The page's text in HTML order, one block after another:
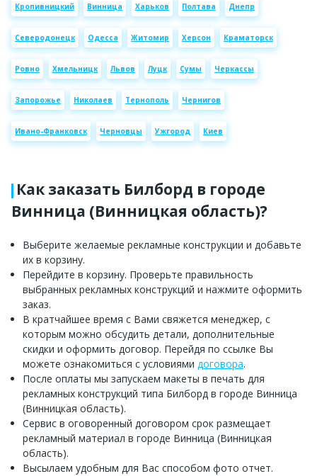
Кропивницкий Винница Харьков Полтава Днепр
Северодонецк Одесса Житомир Херсон Краматорск
Ровно Хмельницк Львов Луцк Сумы Черкассы
Запорожье Николаев Тернополь Чернигов
Ивано-Франковск Черновцы Ужгород Киев
Как заказать Билборд в городе
Винница (Винницкая область)?
Выберите желаемые рекламные конструкции и добавьте
их в корзину.
Перейдите в корзину. Проверьте правильность
выбранных рекламных конструкций и нажмите оформить
заказ.
В кратчайшее время с Вами свяжется менеджер, с
которым можно обсудить детали, дополнительные
скидки и оформить договор. Перейдя по ссылке Вы
можете ознакомиться с условиями договора.
После оплаты мы запускаем макеты в печать для
рекламных конструкций типа Билборд в городе Винница
(Винницкая область).
Сервис в оговоренный договором срок размещает
рекламный материал в городе Винница (Винницкая
область).
Высылаем удобным для Вас способом фото отчет.